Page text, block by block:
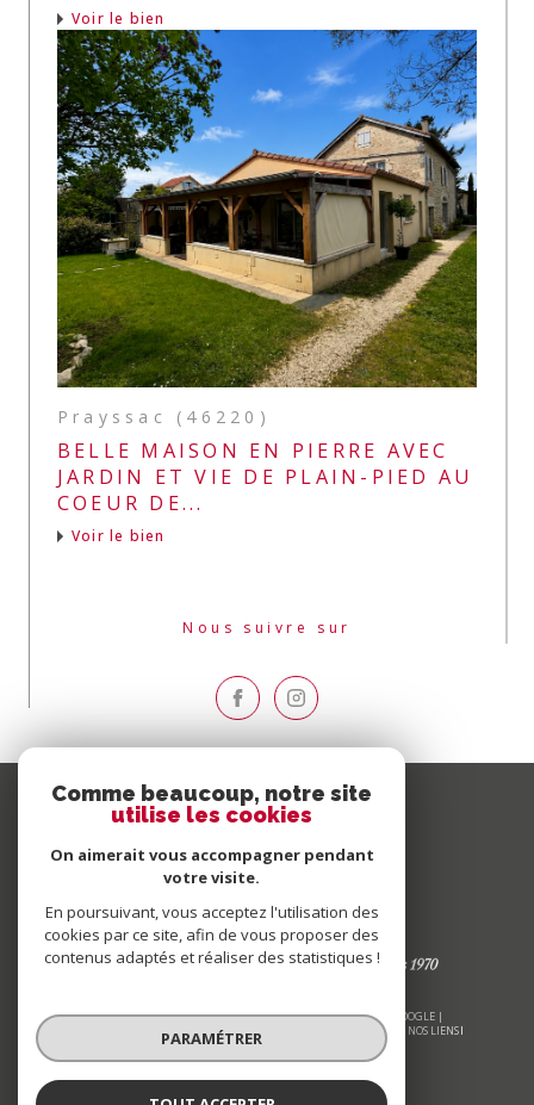
Voir le bien
Prayssac (46220)
BELLE MAISON EN PIERRE AVEC
JARDIN ET VIE DE PLAIN-PIED AU
COEUR DE...
Voir le bien
Nous suivre sur
© 2026 | TOUS DROITS RÉSERVÉS | TRADUCTION POWERED BY GOOGLE |
PLAN DU SITE MENTIONS LÉGALES ADMIN
NOS LIENS
POLITIQUE RGPD
Comme beaucoup, notre site
utilise les cookies
On aimerait vous accompagner pendant
votre visite.
En poursuivant, vous acceptez l'utilisation des
cookies par ce site, afin de vous proposer des
contenus adaptés et réaliser des statistiques !
PARAMÉTRER